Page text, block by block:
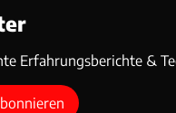
Erfahrungsberichte &